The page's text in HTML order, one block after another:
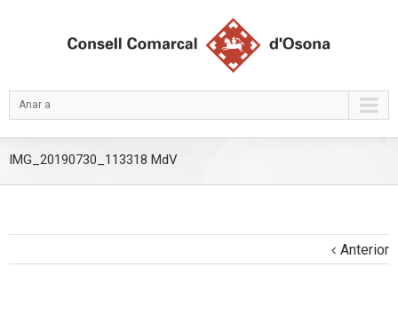
Anar a
IMG_20190730_113318 MdV
Anterior